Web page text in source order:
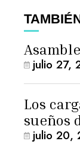
julio 27,
Los
sueños
julio 20,